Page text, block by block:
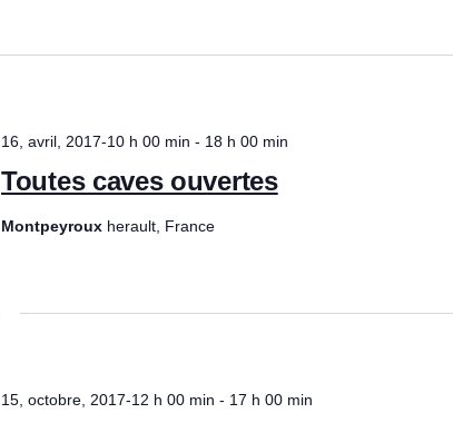
Toutes caves ouvertes
16, avril, 2017-10 h 00 min - 18 h 00 min
Montpeyroux herault, France
15, octobre, 2017-12 h 00 min - 17 h 00 min